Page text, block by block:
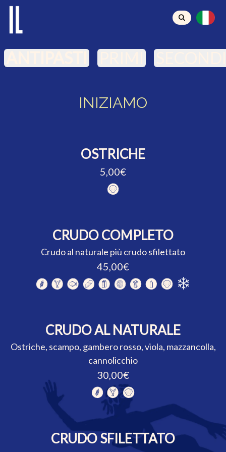
INIZIAMO
OSTRICHE
5,00€
CRUDO COMPLETO
Crudo al naturale più crudo sfilettato
45,00€
CRUDO AL NATURALE
Ostriche, scampo, gambero rosso, viola, mazzancolla,
cannolicchio
30,00€
CRUDO SFILETTATO